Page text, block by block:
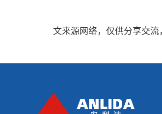
文来源网络，仅供分享交